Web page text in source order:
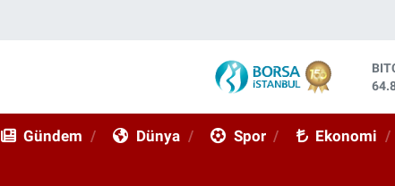
Gündem Dünya Spor Ekonomi